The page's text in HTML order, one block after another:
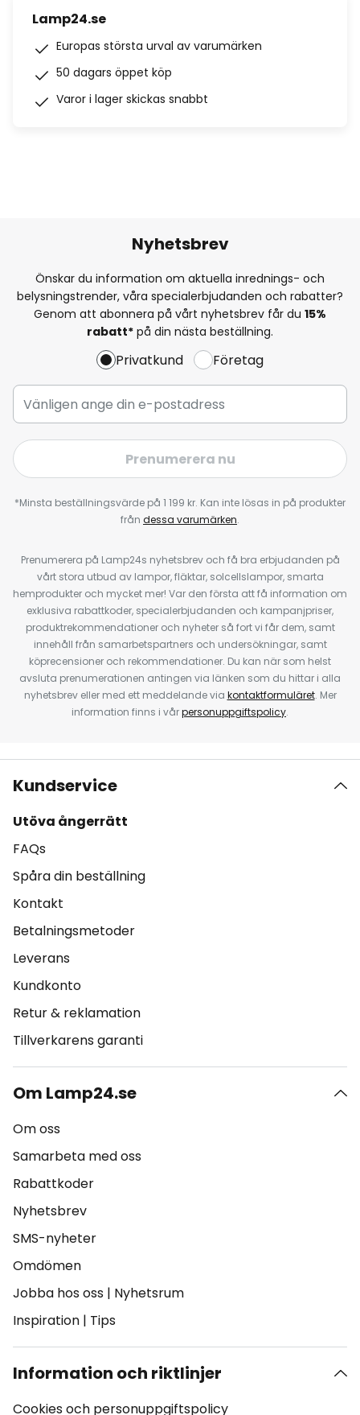
Lamp24.se
Europas största urval av varumärken
50 dagars öppet köp
Varor i lager skickas snabbt
Nyhetsbrev
Önskar du information om aktuella inrednings- och
belysningstrender, våra specialerbjudanden och rabatter?
Genom att abonnera på vårt nyhetsbrev får du 15%
rabatt* på din nästa beställning.
Privatkund Företag
Prenumerera nu
*Minsta beställningsvärde på 1 199 kr. Kan inte lösas in på produkter
från dessa varumärken.
Prenumerera på Lamp24s nyhetsbrev och få bra erbjudanden på
vårt stora utbud av lampor, fläktar, solcellslampor, smarta
hemprodukter och mycket mer! Var den första att få information om
exklusiva rabattkoder, specialerbjudanden och kampanjpriser,
produktrekommendationer och nyheter så fort vi får dem, samt
innehåll från samarbetspartners och undersökningar, samt
köprecensioner och rekommendationer. Du kan när som helst
avsluta prenumerationen antingen via länken som du hittar i alla
nyhetsbrev eller med ett meddelande via kontaktformuläret. Mer
information finns i vårpersonuppgiftspolicy.
Kundservice
Utöva ångerrätt
FAQs
Spåra din beställning
Kontakt
Betalningsmetoder
Leverans
Kundkonto
Retur & reklamation
Tillverkarens garanti
Om Lamp24.se
Om oss
Samarbeta med oss
Rabattkoder
Nyhetsbrev
SMS-nyheter
Omdömen
Jobba hos oss | Nyhetsrum
Inspiration | Tips
Information och riktlinjer
Cookies och personuppgiftspolicy